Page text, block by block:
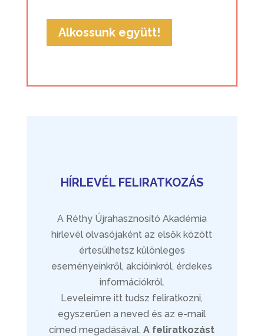
Alkossunk együtt!
HÍRLEVÉL FELIRATKOZÁS
A Réthy Újrahasznosító Akadémia
hírlevél olvasójaként az elsők között
értesülhetsz különleges
eseményeinkről, akcióinkról, érdekes
információkról.
Leveleimre itt tudsz feliratkozni,
egyszerűen a neved és az e-mail
címed megadásával. A feliratkozást